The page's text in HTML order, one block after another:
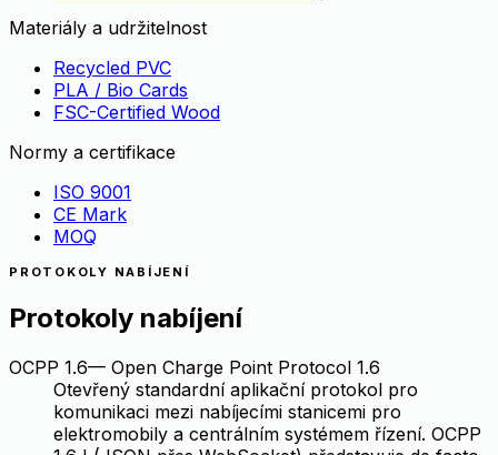
Materiály a udržitelnost
Recycled PVC
PLA / Bio Cards
FSC-Certified Wood
Normy a certifikace
ISO 9001
CE Mark
MOQ
PROTOKOLY NABÍJENÍ
Protokoly nabíjení
OCPP 1.6— Open Charge Point Protocol 1.6
Otevřený standardní aplikační protokol pro
komunikaci mezi nabíjecími stanicemi pro
elektromobily a centrálním systémem řízení. OCPP